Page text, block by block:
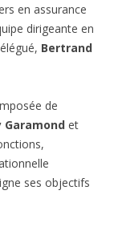
en assurance
dirigeante en
Bertrand
de
Garamond et
ses objectifs